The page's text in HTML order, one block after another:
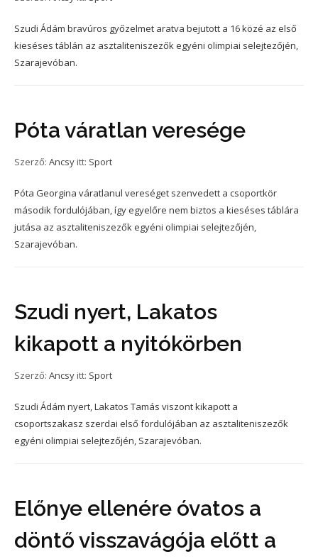
Szudi Ádám bravúros győzelmet aratva bejutott a 16 közé az első
kieséses táblán az asztaliteniszezők egyéni olimpiai selejtezőjén,
Szarajevóban.
Póta váratlan veresége
Szerző: Ancsy itt: Sport
Póta Georgina váratlanul vereséget szenvedett a csoportkör
második fordulójában, így egyelőre nem biztos a kieséses táblára
jutása az asztaliteniszezők egyéni olimpiai selejtezőjén,
Szarajevóban.
Szudi nyert, Lakatos
kikapott a nyitókörben
Szerző: Ancsy itt: Sport
Szudi Ádám nyert, Lakatos Tamás viszont kikapott a
csoportszakasz szerdai első fordulójában az asztaliteniszezők
egyéni olimpiai selejtezőjén, Szarajevóban.
Előnye ellenére óvatos a
döntő visszavágója előtt a